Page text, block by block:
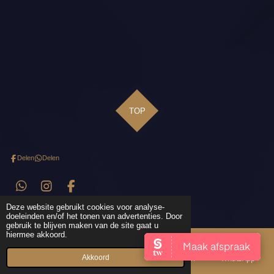
Deze website gebruikt cookies voor analyse-
doeleinden en/of het tonen van advertenties. Door
gebruik te blijven maken van de site gaat u
hiermee akkoord.
Akkoord
TOP
Delen Delen
W
a
t
s
A
I
n
s
t
a
g
F
a
c
e
o
© 2019 - 2026 - The Hairextension Studio Veenendaal
Instagram